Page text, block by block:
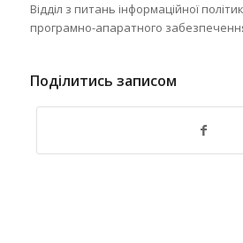
Відділ з питань інформаційної
програмно-апаратного
Поділитись записом